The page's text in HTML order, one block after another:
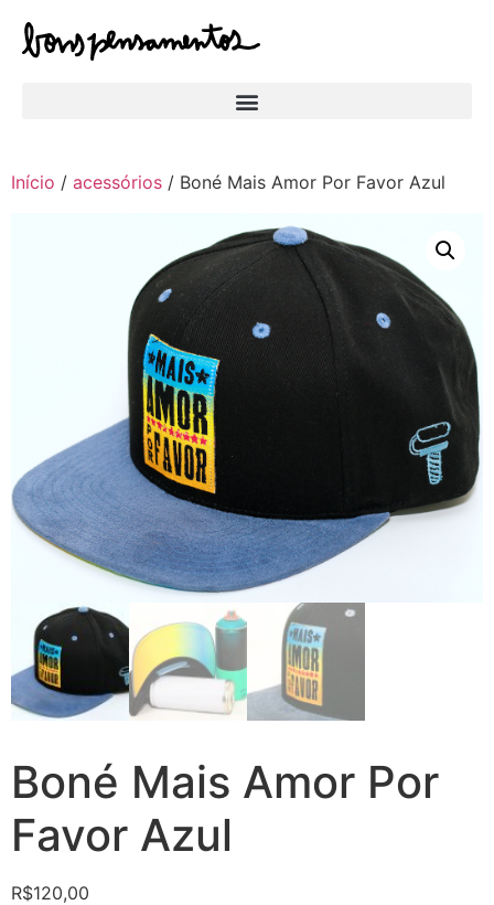
Início / acessórios / Boné Mais Amor Por Favor Azul
Boné Mais Amor Por
Favor Azul
R$120,00